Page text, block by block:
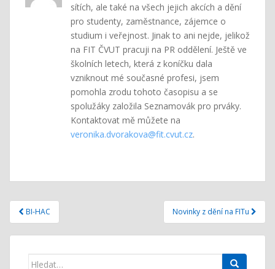
sítích, ale také na všech jejich akcích a dění
pro studenty, zaměstnance, zájemce o
studium i veřejnost. Jinak to ani nejde, jelikož
na FIT ČVUT pracuji na PR oddělení. Ještě ve
školních letech, která z koníčku dala
vzniknout mé současné profesi, jsem
pomohla zrodu tohoto časopisu a se
spolužáky založila Seznamovák pro prváky.
Kontaktovat mě můžete na
veronika.dvorakova@fit.cvut.cz.
Navigace
pro
příspěvek
BI-HAC Novinky z dění na FITu
Search